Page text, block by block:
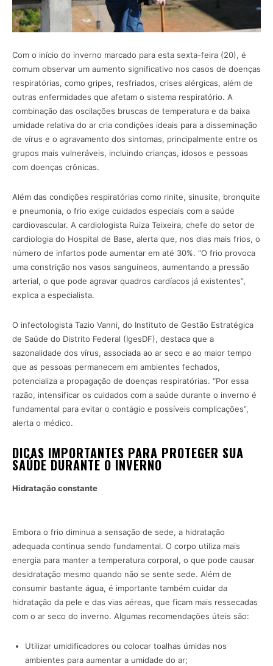
Com o início do inverno marcado para esta sexta-feira (20), é
comum observar um aumento significativo nos casos de doenças
respiratórias, como gripes, resfriados, crises alérgicas, além de
outras enfermidades que afetam o sistema respiratório. A
combinação das oscilações bruscas de temperatura e da baixa
umidade relativa do ar cria condições ideais para a disseminação
de vírus e o agravamento dos sintomas, principalmente entre os
grupos mais vulneráveis, incluindo crianças, idosos e pessoas
com doenças crônicas.
Além das condições respiratórias como rinite, sinusite, bronquite
e pneumonia, o frio exige cuidados especiais com a saúde
cardiovascular. A cardiologista Ruiza Teixeira, chefe do setor de
cardiologia do Hospital de Base, alerta que, nos dias mais frios, o
número de infartos pode aumentar em até 30%. “O frio provoca
uma constrição nos vasos sanguíneos, aumentando a pressão
arterial, o que pode agravar quadros cardíacos já existentes”,
explica a especialista.
O infectologista Tazio Vanni, do Instituto de Gestão Estratégica
de Saúde do Distrito Federal (IgesDF), destaca que a
sazonalidade dos vírus, associada ao ar seco e ao maior tempo
que as pessoas permanecem em ambientes fechados,
potencializa a propagação de doenças respiratórias. “Por essa
razão, intensificar os cuidados com a saúde durante o inverno é
fundamental para evitar o contágio e possíveis complicações”,
alerta o médico.
DICAS IMPORTANTES PARA PROTEGER SUA
SAÚDE DURANTE O INVERNO
Hidratação constante
Embora o frio diminua a sensação de sede, a hidratação
adequada continua sendo fundamental. O corpo utiliza mais
energia para manter a temperatura corporal, o que pode causar
desidratação mesmo quando não se sente sede. Além de
consumir bastante água, é importante também cuidar da
hidratação da pele e das vias aéreas, que ficam mais ressecadas
com o ar seco do inverno. Algumas recomendações úteis são:
Utilizar umidificadores ou colocar toalhas úmidas nos
ambientes para aumentar a umidade do ar;